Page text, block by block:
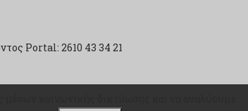
Portal: 2610 43 34 21